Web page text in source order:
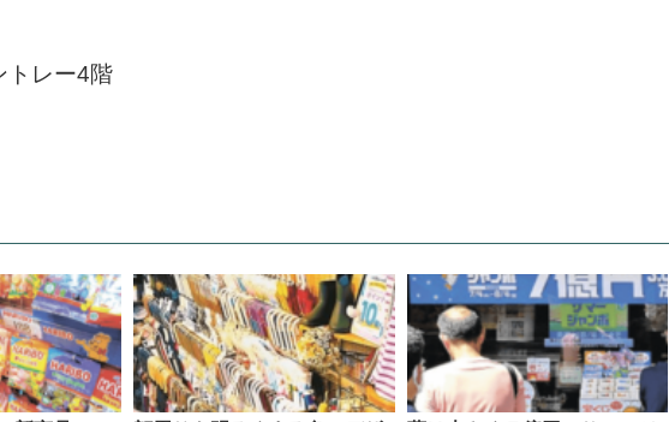
レー4階